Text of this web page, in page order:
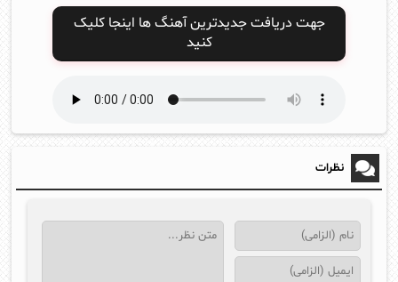
جهت دریافت جدیدترین آهنگ ها اینجا کلیک
کنید
نظرات